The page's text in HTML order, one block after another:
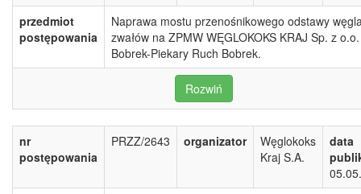
przedmiot
postępowania
Naprawa mostu przenośnikowego odstawy
zwałów na ZPMW WĘGLOKOKS KRAJ Sp. z
Bobrek-Piekary Ruch Bobrek.
Rozwiń
nr
postępowania
PRZZ/2643 organizator
Węglokoks
Kraj S.A.
data